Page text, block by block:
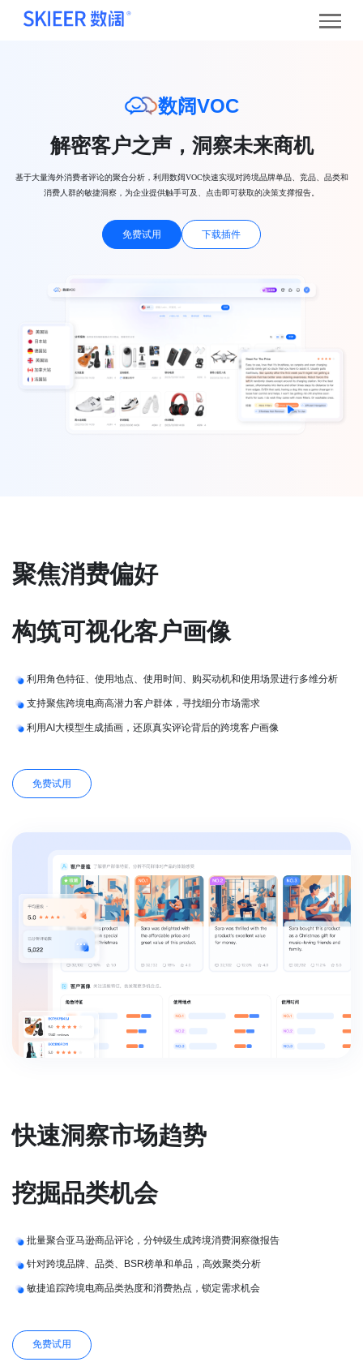
数阔VOC
解密客户之声，洞察未来商机
基于大量海外消费者评论的聚合分析，利用数阔VOC快速实现对跨境品牌单品、竞品、品类和
消费人群的敏捷洞察，为企业提供触手可及、点击即可获取的决策支撑报告。
免费试用 下载插件
聚焦消费偏好
构筑可视化客户画像
利用角色特征、使用地点、使用时间、购买动机和使用场景进行多维分析
支持聚焦跨境电商高潜力客户群体，寻找细分市场需求
利用AI大模型生成插画，还原真实评论背后的跨境客户画像
免费试用
快速洞察市场趋势
挖掘品类机会
批量聚合亚马逊商品评论，分钟级生成跨境消费洞察微报告
针对跨境品牌、品类、BSR榜单和单品，高效聚类分析
敏捷追踪跨境电商品类热度和消费热点，锁定需求机会
免费试用